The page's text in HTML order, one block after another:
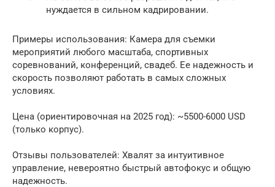
нуждается в сильном кадрировании.
Примеры использования: Камера для съемки
мероприятий любого масштаба, спортивных
соревнований, конференций, свадеб. Ее надежность и
скорость позволяют работать в самых сложных
условиях.
Цена (ориентировочная на 2025 год): ~5500-6000 USD
(только корпус).
Отзывы пользователей: Хвалят за интуитивное
управление, невероятно быстрый автофокус и общую
надежность.